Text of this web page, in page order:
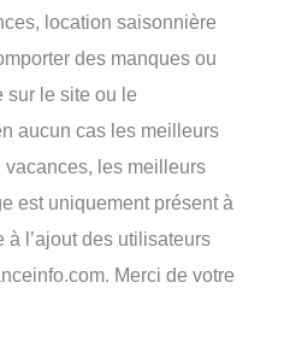
location saisonnière
des manques ou
sur le site ou le
aucun cas les meilleurs
vacances, les meilleurs
est uniquement présent à
à l’ajout des utilisateurs
Merci de votre